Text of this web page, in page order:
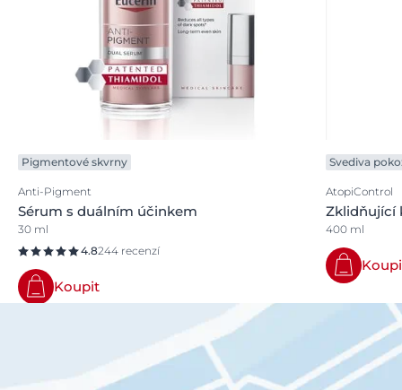
Pigmentové skvrny
Anti-Pigment
Sérum s duálním účinkem
30 ml
4.8244 recenzí
Koupit
Svediva
AtopiControl
Zklidňující
400 ml